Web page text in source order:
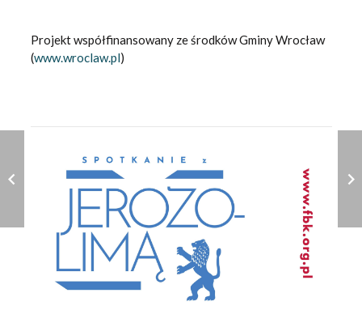
Projekt współfinansowany ze środków Gminy Wrocław
(www.wroclaw.pl)